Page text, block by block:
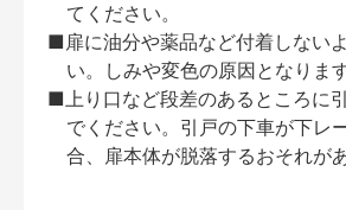
てください。
■扉に油分や薬品など付着しない
い。しみや変色の原因となります
■上り口など段差のあるところに
でください。引戸の下車が下レ
合、扉本体が脱落するおそれが